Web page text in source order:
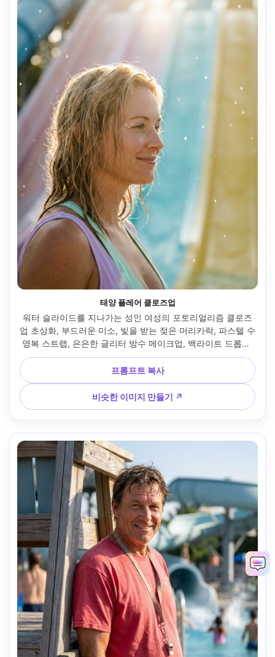
태양 플레어 클로즈업
워터 슬라이드를 지나가는 성인 여성의 포토리얼리즘 클로즈
업 초상화, 부드러운 미소, 빛을 받는 젖은 머리카락, 파스텔 수
영복 스트랩, 은은한 글리터 방수 메이크업, 백라이트 드롭이
있는 강한 선 플레어, 소니 A7IV, 85mm f/1.4, 얕은 피사계, 타
이트한 페이스 프레임, 몽환적인 여름 무드, 자연스러운 피부
질감, 현실적인 플레어와 대비, 필름 색상 등급, 고해상도 --ar
4:5
프롬프트 복사
비슷한 이미지 만들기 ↗